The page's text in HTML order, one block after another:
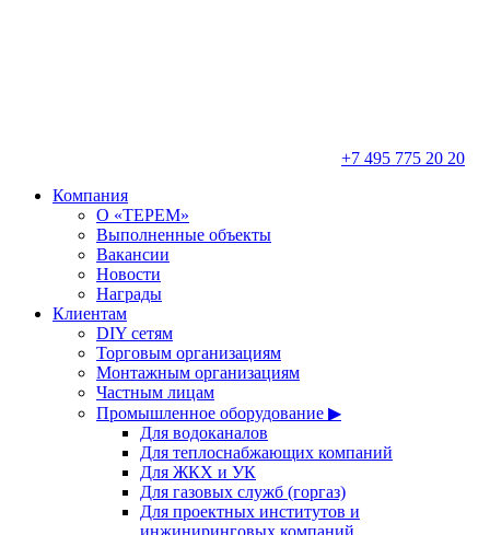
+7 495 775 20 20
Компания
О «ТЕРЕМ»
Выполненные объекты
Вакансии
Новости
Награды
Клиентам
DIY сетям
Торговым организациям
Монтажным организациям
Частным лицам
Промышленное оборудование ▶
Для водоканалов
Для теплоснабжающих компаний
Для ЖКХ и УК
Для газовых служб (горгаз)
Для проектных институтов и
инжиниринговых компаний